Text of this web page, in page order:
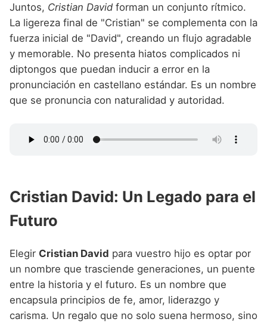
Juntos, Cristian David forman un conjunto rítmico.
La ligereza final de "Cristian" se complementa con la
fuerza inicial de "David", creando un flujo agradable
y memorable. No presenta hiatos complicados ni
diptongos que puedan inducir a error en la
pronunciación en castellano estándar. Es un nombre
que se pronuncia con naturalidad y autoridad.
Cristian David: Un Legado para el
Futuro
Elegir Cristian David para vuestro hijo es optar por
un nombre que trasciende generaciones, un puente
entre la historia y el futuro. Es un nombre que
encapsula principios de fe, amor, liderazgo y
carisma. Un regalo que no solo suena hermoso, sino